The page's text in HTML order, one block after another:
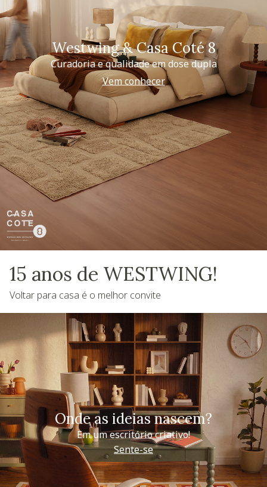
Westwing & Casa Coté 8
Curadoria e qualidade em dose dupla
Vem conhecer
15 anos de WESTWING!
Voltar para casa é o melhor convite
Onde as ideias nascem?
Em um escritório criativo!
Sente-se